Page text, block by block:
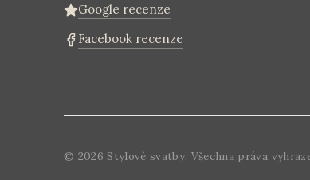
Google recenze
Facebook recenze
© 2026 Stylové svatby. Všechna práva